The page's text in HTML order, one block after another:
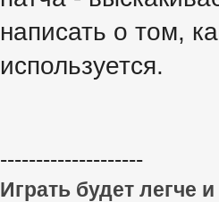
написать о том,
используется.
--------------------
Играть будет легче